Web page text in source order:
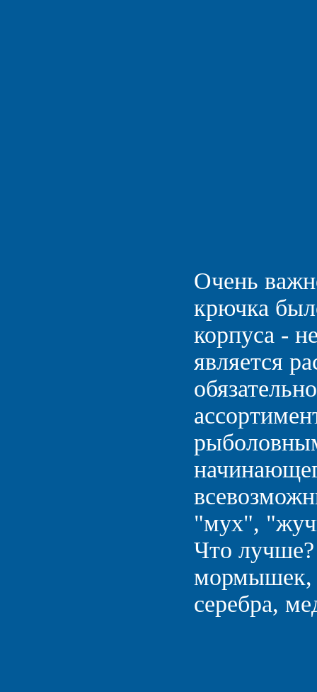
Очень
крючка
корпуса -
является
"мух",
Что
мормышек,
серебра,